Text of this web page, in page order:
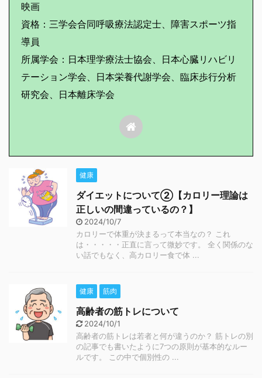
映画
資格：三学会合同呼吸療法認定士、障害スポーツ指
導員
所属学会：日本理学療法士協会、日本心臓リハビリ
テーション学会、日本栄養代謝学会、臨床歩行分析
研究会、日本離床学会
健康
ダイエットについて②【カロリー理論は
正しいの間違っているの？】
2024/10/7
カロリーで体重が決まるって本当なの？ これ
は・・・・・正直に言って微妙です。 全く関係のな
い話でもなく、高カロリー食で体 ...
健康 筋肉
高齢者の筋トレについて
2024/10/1
高齢者の筋トレは若者と何が違うのか？ 筋トレの別
の記事でも書いたように7つの原則が基本的なルー
ルです。 この中で個別性の ...